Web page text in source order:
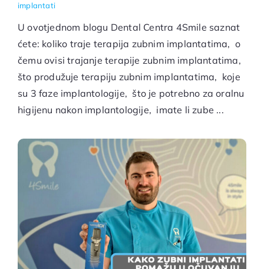
implantati
U ovotjednom blogu Dental Centra 4Smile saznat
ćete: koliko traje terapija zubnim implantatima, o
čemu ovisi trajanje terapije zubnim implantatima,
što produžuje terapiju zubnim implantatima, koje
su 3 faze implantologije, što je potrebno za oralnu
higijenu nakon implantologije, imate li zube ...